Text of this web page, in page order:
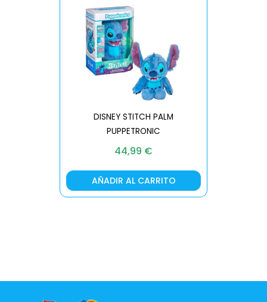
DISNEY STITCH PALM
PUPPETRONIC
44,99 €
AÑADIR AL CARRITO